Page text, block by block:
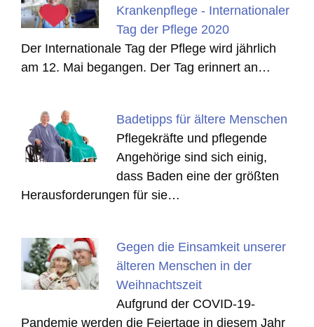
Krankenpflege - Internationaler
Tag der Pflege 2020
Der Internationale Tag der Pflege wird jährlich
am 12. Mai begangen. Der Tag erinnert an…
Badetipps für ältere Menschen
Pflegekräfte und pflegende
Angehörige sind sich einig,
dass Baden eine der größten
Herausforderungen für sie…
Gegen die Einsamkeit unserer
älteren Menschen in der
Weihnachtszeit
Aufgrund der COVID-19-
Pandemie werden die Feiertage in diesem Jahr